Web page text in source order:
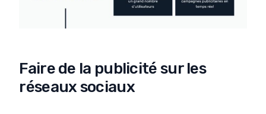
Faire de la publicité sur les
réseaux sociaux